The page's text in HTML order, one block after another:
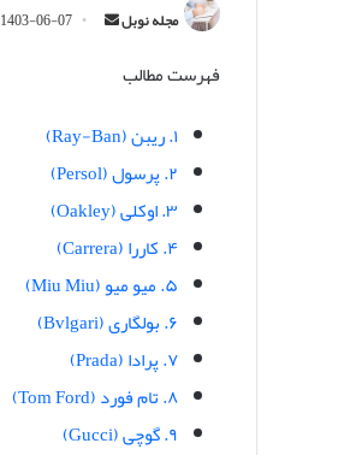
مجله نوبل
ل
ا
ی
م
ی
ل
1403-06-07
فهرست مطالب
۱. ریبن (Ray-Ban)
۲. پرسول (Persol)
۳. اوکلی (Oakley)
۴. کاررا (Carrera)
۵. میو میو (Miu Miu)
۶. بولگاری (Bvlgari)
۷. پرادا (Prada)
۸. تام فورد (Tom Ford)
۹. گوچی (Gucci)